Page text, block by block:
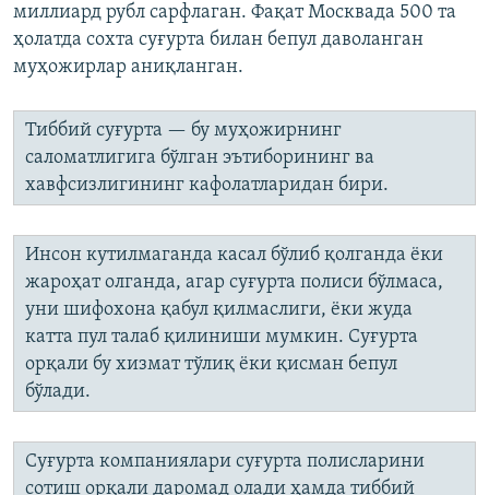
миллиард рубл сарфлаган. Фақат Москвада 500 та
ҳолатда сохта суғурта билан бепул даволанган
муҳожирлар аниқланган.
Тиббий суғурта — бу муҳожирнинг
саломатлигига бўлган эътиборининг ва
хавфсизлигининг кафолатларидан бири.
Инсон кутилмаганда касал бўлиб қолганда ёки
жароҳат олганда, агар суғурта полиси бўлмаса,
уни шифохона қабул қилмаслиги, ёки жуда
катта пул талаб қилиниши мумкин. Суғурта
орқали бу хизмат тўлиқ ёки қисман бепул
бўлади.
Суғурта компаниялари суғурта полисларини
сотиш орқали даромад олади ҳамда тиббий